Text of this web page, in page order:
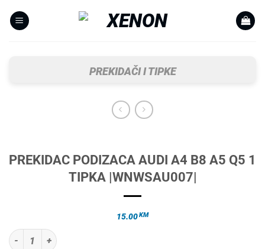
PREKIDAČI I TIPKE
PREKIDAC PODIZACA AUDI A4 B8 A5 Q5 1
TIPKA |WNWSAU007|
15.00KM
PREKIDAC PODIZACA AUDI A4 B8 A5 Q5 1 TIPKA |WNWSAU007|